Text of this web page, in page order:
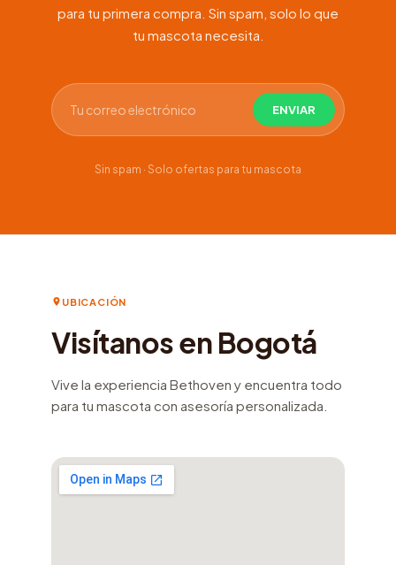
para tu primera compra. Sin spam, solo lo que
tu mascota necesita.
Sin spam · Solo ofertas para tu mascota
UBICACIÓN
Visítanos en Bogotá
Vive la experiencia Bethoven y encuentra todo
para tu mascota con asesoría personalizada.